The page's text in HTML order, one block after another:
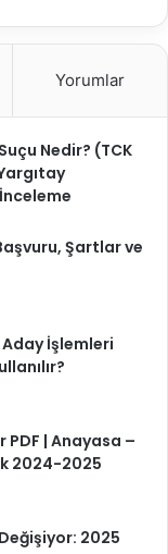
Yorumlar
Nedir? (TCK
Şartlar ve
Aday İşlemleri
PDF | Anayasa –
2024-2025
2025